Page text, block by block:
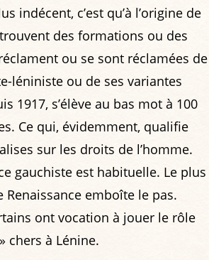
indécent, c’est qu’à l’origine de
des formations ou des
ou se sont réclamées de
léniniste ou de ses variantes
1917, s’élève au bas mot à 100
Ce qui, évidemment, qualifie
sur les droits de l’homme.
gauchiste est habituelle. Le plus
Renaissance emboîte le pas.
ont vocation à jouer le rôle
chers à Lénine.